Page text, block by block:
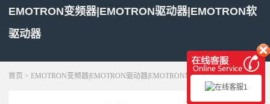
EMOTRON变频器|EMOTRON驱动器|EMOTRON软
驱动器
展开菜单
首页 > EMOTRON变频器|EMOTRON驱动器|EMOTRON软驱动器